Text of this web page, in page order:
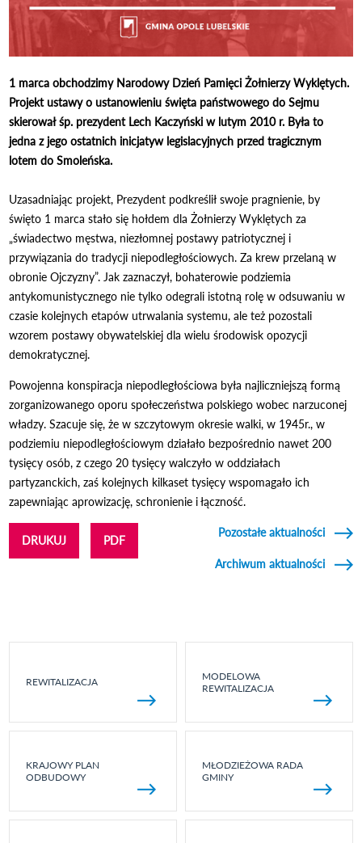
1 marca obchodzimy Narodowy Dzień Pamięci Żołnierzy Wyklętych.
Projekt ustawy o ustanowieniu święta państwowego do Sejmu
skierował śp. prezydent Lech Kaczyński w lutym 2010 r. Była to
jedna z jego ostatnich inicjatyw legislacyjnych przed tragicznym
lotem do Smoleńska.
Uzasadniając projekt, Prezydent podkreślił swoje pragnienie, by
święto 1 marca stało się hołdem dla Żołnierzy Wyklętych za
„świadectwo męstwa, niezłomnej postawy patriotycznej i
przywiązania do tradycji niepodległościowych. Za krew przelaną w
obronie Ojczyzny”. Jak zaznaczył, bohaterowie podziemia
antykomunistycznego nie tylko odegrali istotną rolę w odsuwaniu w
czasie kolejnych etapów utrwalania systemu, ale też pozostali
wzorem postawy obywatelskiej dla wielu środowisk opozycji
demokratycznej.
Powojenna konspiracja niepodległościowa była najliczniejszą formą
zorganizowanego oporu społeczeństwa polskiego wobec narzuconej
władzy. Szacuje się, że w szczytowym okresie walki, w 1945r., w
podziemiu niepodległościowym działało bezpośrednio nawet 200
tysięcy osób, z czego 20 tysięcy walczyło w oddziałach
partyzanckich, zaś kolejnych kilkaset tysięcy wspomagało ich
zapewniając aprowizację, schronienie i łączność.
DRUKUJ PDF
Pozostałe aktualności
Archiwum aktualności
REWITALIZACJA
MODELOWA
REWITALIZACJA
KRAJOWY PLAN
ODBUDOWY
MŁODZIEŻOWA RADA
GMINY